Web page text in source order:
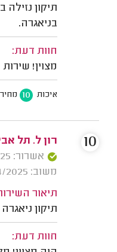
תיקון
בניאגרה.
חוות דעת:
מצוין!
איכות 10 מחיר
רון ל. תל
אשרור: 22/06/2025
משוב: 23/04/2025
תיאור
תיקון
חוות דעת:
10